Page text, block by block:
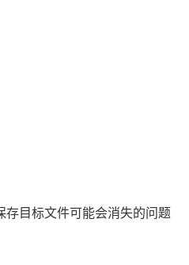
目标文件可能会消失的问题